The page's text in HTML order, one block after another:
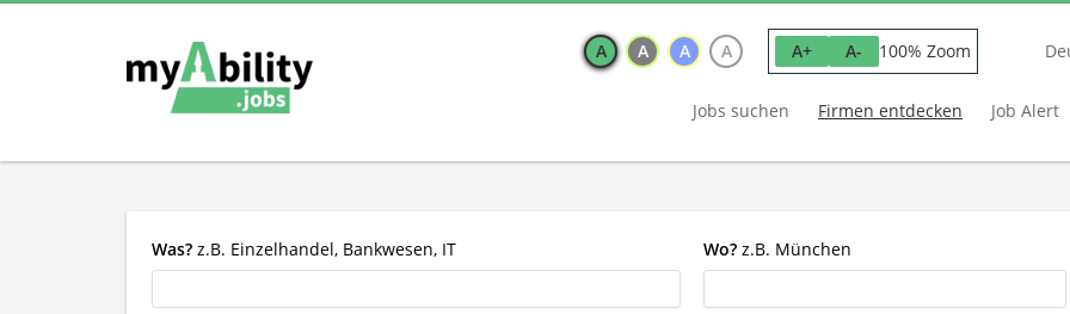
A A A A A+ A- 100% Zoom
Jobs suchen Firmen entdecken Job Alert
Was? z.B. Einzelhandel, Bankwesen, IT Wo? z.B. München